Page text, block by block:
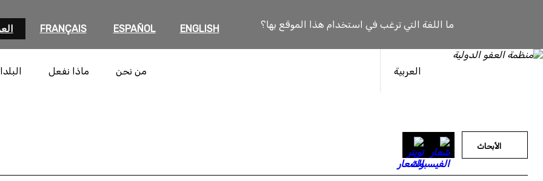
ما اللغة التي ترغب في استخدام هذا الموقع بها؟ ENGLISH
ESPAÑOL
FRANÇAIS
العربية من نحن ماذا نفعل
الأبحاث